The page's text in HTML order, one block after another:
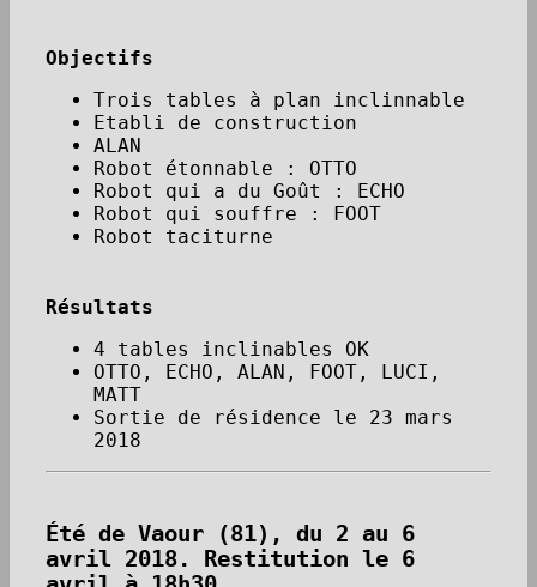
Objectifs
Trois tables à plan inclinnable
Etabli de construction
ALAN
Robot étonnable : OTTO
Robot qui a du Goût : ECHO
Robot qui souffre : FOOT
Robot taciturne
Résultats
4 tables inclinables OK
OTTO, ECHO, ALAN, FOOT, LUCI,
MATT
Sortie de résidence le 23 mars
2018
Été de Vaour (81), du 2 au 6
avril 2018. Restitution le 6